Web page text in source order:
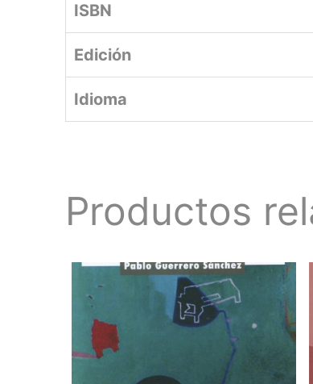
ISBN
Edición
Idioma
Productos